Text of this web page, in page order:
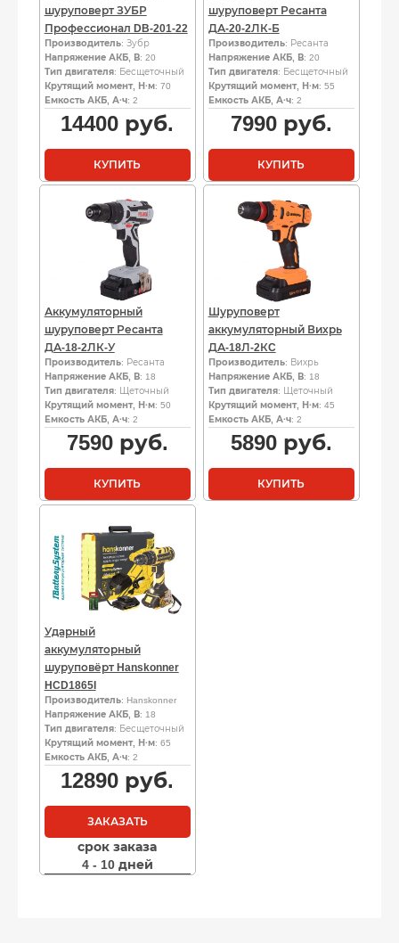
шуруповерт ЗУБР
Профессионал DB-201-22
Производитель: Зубр
Напряжение АКБ, В: 20
Тип двигателя: Бесщеточный
Крутящий момент, Н·м: 70
Емкость АКБ, А·ч: 2
14400 руб.
КУПИТЬ
шуруповерт Ресанта
ДА-20-2ЛК-Б
Производитель: Ресанта
Напряжение АКБ, В: 20
Тип двигателя: Бесщеточный
Крутящий момент, Н·м: 55
Емкость АКБ, А·ч: 2
7990руб.
КУПИТЬ
Аккумуляторный
шуруповерт Ресанта
ДА-18-2ЛК-У
Производитель: Ресанта
Напряжение АКБ, В: 18
Тип двигателя: Щеточный
Крутящий момент, Н·м: 50
Емкость АКБ, А·ч: 2
7590руб.
КУПИТЬ
Шуруповерт
аккумуляторный Вихрь
ДА-18Л-2КC
Производитель: Вихрь
Напряжение АКБ, В: 18
Тип двигателя: Щеточный
Крутящий момент, Н·м: 45
Емкость АКБ, А·ч: 2
5890руб.
КУПИТЬ
Ударный
аккумуляторный
шуруповёрт Hanskonner
HCD1865I
Производитель: Hanskonner
Напряжение АКБ, В: 18
Тип двигателя: Бесщеточный
Крутящий момент, Н·м: 65
Емкость АКБ, А·ч: 2
12890 руб.
ЗАКАЗАТЬ
срок заказа
4 - 10 дней